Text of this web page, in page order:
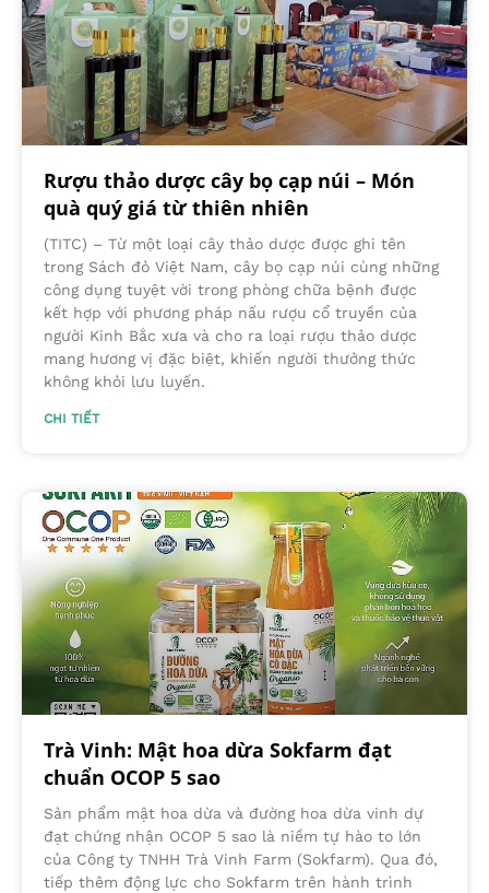
Rượu thảo dược cây bọ cạp núi – Món
quà quý giá từ thiên nhiên
(TITC) – Từ một loại cây thảo dược được ghi tên
trong Sách đỏ Việt Nam, cây bọ cạp núi cùng những
công dụng tuyệt vời trong phòng chữa bệnh được
kết hợp với phương pháp nấu rượu cổ truyền của
người Kinh Bắc xưa và cho ra loại rượu thảo dược
mang hương vị đặc biệt, khiến người thưởng thức
không khỏi lưu luyến.
CHI TIẾT
Trà Vinh: Mật hoa dừa Sokfarm đạt
chuẩn OCOP 5 sao
Sản phẩm mật hoa dừa và đường hoa dừa vinh dự
đạt chứng nhận OCOP 5 sao là niềm tự hào to lớn
của Công ty TNHH Trà Vinh Farm (Sokfarm). Qua đó,
tiếp thêm động lực cho Sokfarm trên hành trình